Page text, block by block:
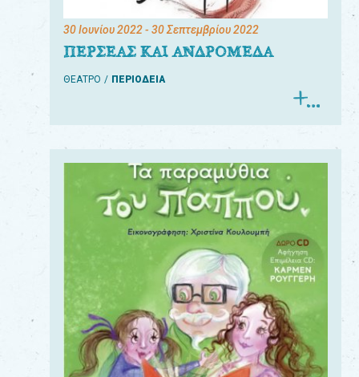
30 Ιουνίου 2022- 30 Σεπτεμβρίου 2022
ΠΕΡΣΕΑΣ ΚΑΙ ΑΝΔΡΟΜΕΔΑ
ΘΕΑΤΡΟ ΠΕΡΙΟΔΕΙΑ